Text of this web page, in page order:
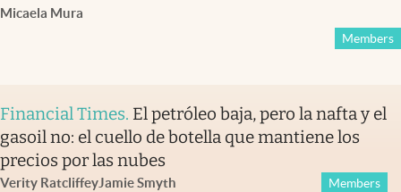
Micaela Mura
Members
Financial Times. El petróleo baja, pero la nafta y el
gasoil no: el cuello de botella que mantiene los
precios por las nubes
Verity RatcliffeyJamie Smyth Members